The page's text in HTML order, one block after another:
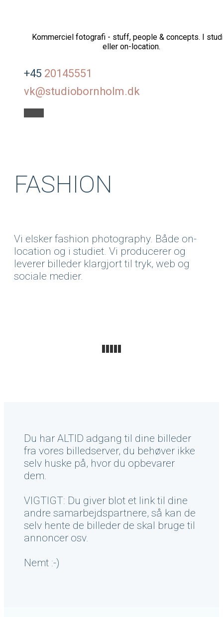
Kommerciel fotografi - stuff, people & concepts. I
eller on-location.
+45 20145551
vk@studiobornholm.dk
FASHION
Vi elsker fashion photography. Både on-
location og i studiet. Vi producerer og
leverer billeder klargjort til tryk, web og
sociale medier.
Du har ALTID adgang til dine billeder
fra vores billedserver, du behøver ikke
selv huske på, hvor du opbevarer
dem.
VIGTIGT: Du giver blot et link til dine
andre samarbejdspartnere, så kan de
selv hente de billeder de skal bruge til
annoncer osv.
Nemt :-)